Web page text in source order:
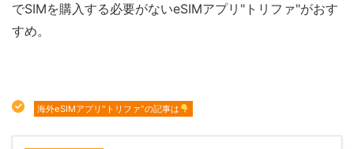
でSIMを購入する必要がないeSIMアプリ"トリファ"がおす
すめ。
海外eSIMアプリ"トリファ"の記事は